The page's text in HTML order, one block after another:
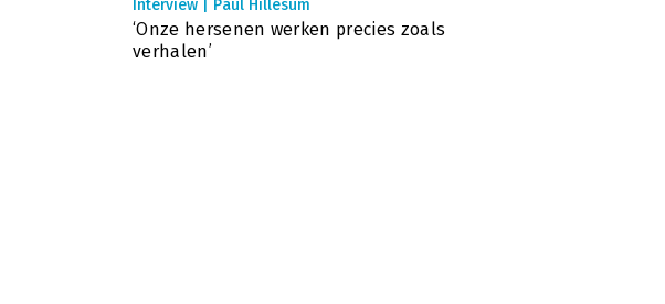
Interview | Paul Hillesum
‘Onze hersenen werken precies zoals
verhalen’